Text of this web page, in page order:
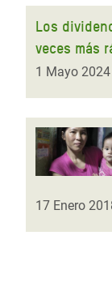
de
ayuda
la
Los
veces más
1 Mayo 2024
17 Enero